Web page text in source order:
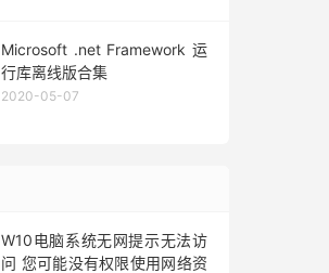
Microsoft .net Framework 运
行库离线版合集
2020-05-07
W10电脑系统无网提示无法访
问 您可能没有权限使用网络资